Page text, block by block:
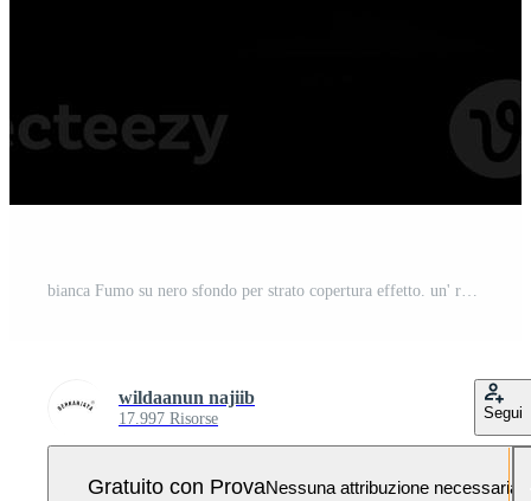
wildaanun najiib
17.997 Risorse Segui
Gratuito con ProvaNessuna attribuzione necessaria